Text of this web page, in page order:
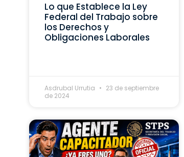
Lo que Establece la Ley
Federal del Trabajo sobre
los Derechos y
Obligaciones Laborales
Asdrubal Urrutia
23 de septiembre
de 2024